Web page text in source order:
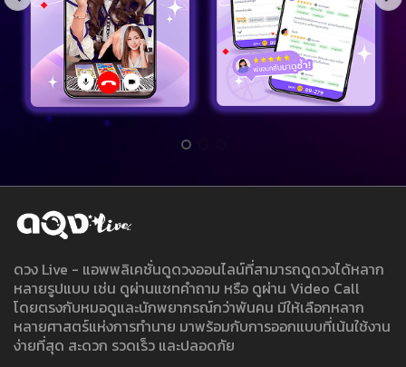
ดวง Live - แอพพลิเคชั่นดูดวงออนไลน์ที่สามารถดูดวงได้หลาก
หลายรูปแบบ เช่น ดูผ่านแชทคำถาม หรือ ดูผ่าน Video Call
โดยตรงกับหมอดูและนักพยากรณ์กว่าพันคน มีให้เลือกหลาก
หลายศาสตร์แห่งการทำนาย มาพร้อมกับการออกแบบที่เน้นใช้งาน
ง่ายที่สุด สะดวก รวดเร็ว และปลอดภัย